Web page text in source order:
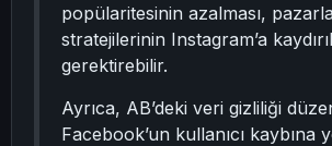
popülaritesinin azalması,
stratejilerinin Instagram’a
gerektirebilir.
Ayrıca, AB’deki veri gizliliği
Facebook’un kullanıcı kaybına